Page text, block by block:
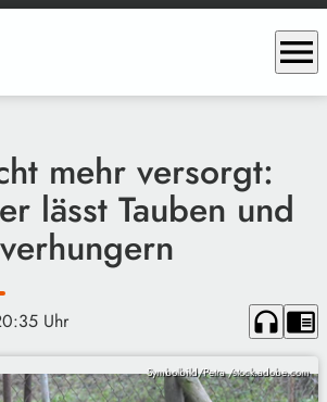
menu
mehr versorgt:
lässt Tauben und
Uhr headphones chrome_reader_mode
Symbolbild/Petra /stock.adobe.com